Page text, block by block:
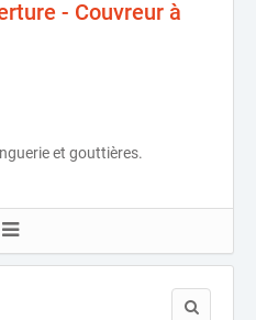
- Couvreur à
et gouttières.